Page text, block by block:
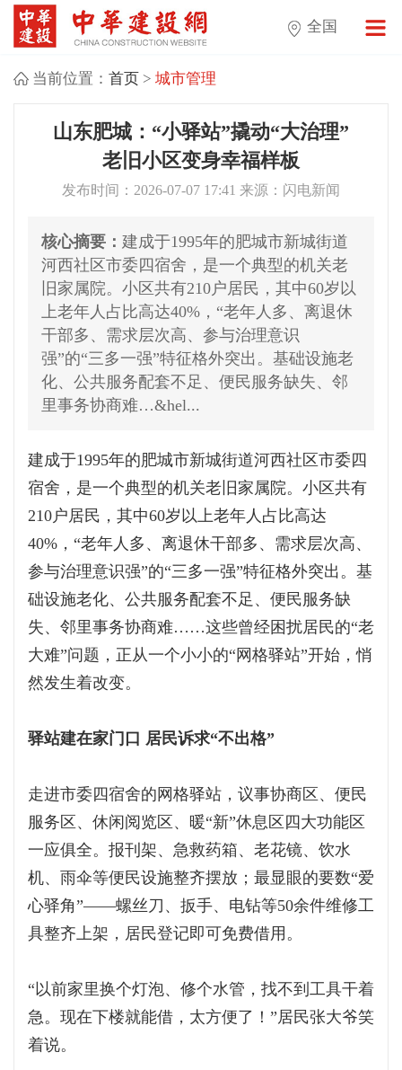
全国
当前位置： 首页> 城市管理
山东肥城：“小驿站”撬动“大治理”
老旧小区变身幸福样板
发布时间：2026-07-07 17:41 来源：闪电新闻
核心摘要： 建成于1995年的肥城市新城街道
河西社区市委四宿舍，是一个典型的机关老
旧家属院。小区共有210户居民，其中60岁以
上老年人占比高达40%，“老年人多、离退休
干部多、需求层次高、参与治理意识
强”的“三多一强”特征格外突出。基础设施老
化、公共服务配套不足、便民服务缺失、邻
里事务协商难…&hel...
建成于1995年的肥城市新城街道河西社区市委四
宿舍，是一个典型的机关老旧家属院。小区共有
210户居民，其中60岁以上老年人占比高达
40%，“老年人多、离退休干部多、需求层次高、
参与治理意识强”的“三多一强”特征格外突出。基
础设施老化、公共服务配套不足、便民服务缺
失、邻里事务协商难……这些曾经困扰居民的“老
大难”问题，正从一个小小的“网格驿站”开始，悄
然发生着改变。
驿站建在家门口 居民诉求“不出格”
走进市委四宿舍的网格驿站，议事协商区、便民
服务区、休闲阅览区、暖“新”休息区四大功能区
一应俱全。报刊架、急救药箱、老花镜、饮水
机、雨伞等便民设施整齐摆放；最显眼的要数“爱
心驿角”——螺丝刀、扳手、电钻等50余件维修工
具整齐上架，居民登记即可免费借用。
“以前家里换个灯泡、修个水管，找不到工具干着
急。现在下楼就能借，太方便了！”居民张大爷笑
着说。